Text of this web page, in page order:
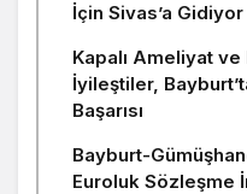
İçin Sivas’a Gidiyor
Kapalı Ameliyat
İyileştiler,
Başarısı
Bayburt-
Euroluk Sözleşme